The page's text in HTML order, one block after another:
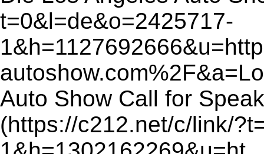
t=0&l=de&o=2425717-
Auto Show Call for
(https://c212.net/c/link/